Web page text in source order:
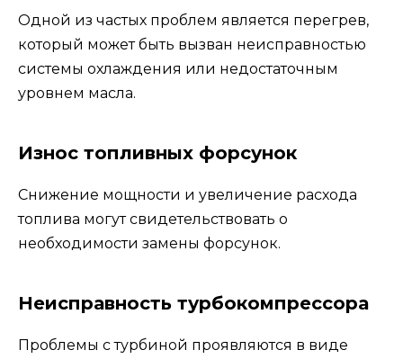
Одной из частых проблем является перегрев,
который может быть вызван неисправностью
системы охлаждения или недостаточным
уровнем масла.
Износ топливных форсунок
Снижение мощности и увеличение расхода
топлива могут свидетельствовать о
необходимости замены форсунок.
Неисправность турбокомпрессора
Проблемы с турбиной проявляются в виде